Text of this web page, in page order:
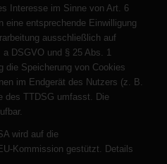
Interesse im Sinne von Art. 6
entsprechende Einwilligung
ausschließlich auf
DSGVO und § 25 Abs. 1
die Speicherung von Cookies
im Endgerät des Nutzers (z. B.
des TTDSG umfasst. Die
wird auf die
Kommission gestützt. Details